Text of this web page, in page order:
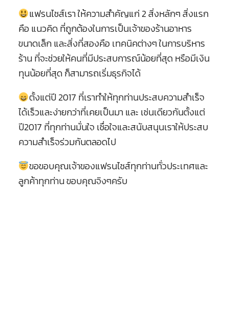
แฟรนไชส์เรา ให้ความสำคัญแก่ 2 สิ่งหลักๆ สิ่งแรก
คือ แนวคิด ที่ถูกต้องในการเป็นเจ้าของร้านอาหาร
ขนาดเล็ก และสิ่งที่สองคือ เทคนิคต่างๆ ในการบริหาร
ร้าน ที่จะช่วยให้คนที่มีประสบการณ์น้อยที่สุด หรือมีเงิน
ทุนน้อยที่สุด ก็สามารถเริ่มธุรกิจได้
ตั้งแต่ปี 2017 ที่เราทำให้ทุกท่านประสบความสำเร็จ
ได้เร็วและง่ายกว่าที่เคยเป็นมา และ เช่นเดียวกันตั้งแต่
ปี2017 ที่ทุกท่านมั่นใจ เชื่อใจและสนับสนุนเราให้ประสบ
ความสำเร็จร่วมกันตลอดไป
ขอขอบคุณเจ้าของแฟรนไชส์ทุกท่านทั่วประเทศและ
ลูกค้าทุกท่าน ขอบคุณจิงๆครับ